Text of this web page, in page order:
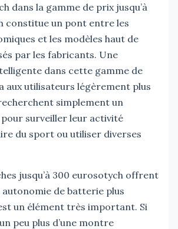
dans la gamme de prix jusqu’à
constitue un pont entre les
et les modèles haut de
par les fabricants. Une
dans cette gamme de
aux utilisateurs légèrement plus
simplement un
surveiller leur activité
du sport ou utiliser diverses
jusqu’à 300 eurosotych offrent
autonomie de batterie plus
un élément très important. Si
peu plus d’une montre